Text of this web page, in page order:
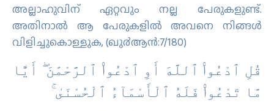
അല്ലാഹുവിന് ഏറ്റവും നല്ല പേരുകളുണ്ട്‌.
അതിനാല്‍ ആ പേരുകളില്‍ അവനെ നിങ്ങള്‍
വിളിച്ചുകൊള്ളുക, (ഖു൪ആന്‍:7/180)
قُلِ ٱدْعُوا۟ ٱللَّهَ أَوِ ٱدْعُوا۟ ٱلرَّحْمَٰنَ ۖ أَيًّا
مَّا تَدْعُوا۟ فَلَهُ ٱلْأَسْمَآءُ ٱلْحُسْنَىٰ ۚ